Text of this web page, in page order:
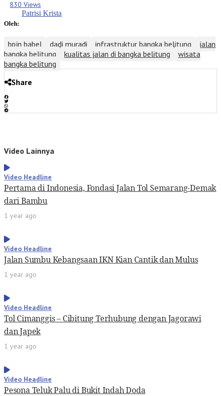
830 Views
Oleh:
Patrisi Krista
bpjn babel dadi muradi infrastruktur bangka belitung
jalan
bangka belitung
kualitas jalan di bangka belitung
wisata
bangka belitung
Share
Video Lainnya
Video Headline
Pertama di Indonesia, Fondasi Jalan Tol Semarang-Demak
dari Bambu
1 year ago
Video Headline
Jalan Sumbu Kebangsaan IKN Kian Cantik dan Mulus
1 year ago
Video Headline
Tol Cimanggis – Cibitung Terhubung dengan Jagorawi
dan Japek
1 year ago
Video Headline
Pesona Teluk Palu di Bukit Indah Doda